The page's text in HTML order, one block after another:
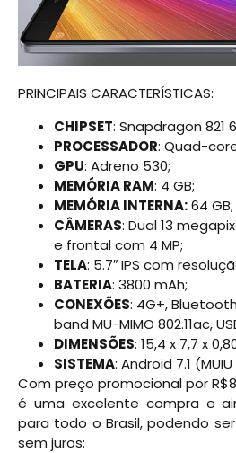
PRINCIPAIS CARACTERÍSTICAS:
CHIPSET: Snapdragon 821
PROCESSADOR: Quad-
GPU: Adreno 530;
MEMÓRIA RAM: 4 GB;
MEMÓRIA INTERNA:64 GB;
CÂMERAS: Dual 13
e frontal com 4 MP;
TELA: 5.7″ IPS com
BATERIA: 3800 mAh;
CONEXÕES: 4G+,
band MU-MIMO 802.11ac,
DIMENSÕES: 15,4 x 7,7 x
SISTEMA: Android 7.1 (MUIU
Com preço promocional por
é uma excelente compra e
para todo o Brasil, podendo
sem juros: